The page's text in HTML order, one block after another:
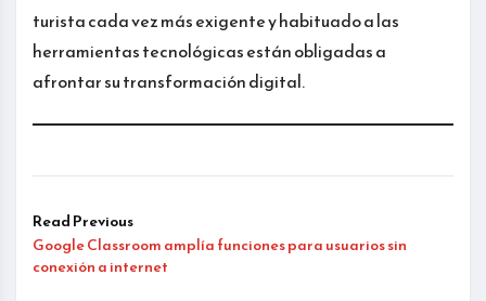
turista cada vez más exigente y habituado a las
herramientas tecnológicas están obligadas a
afrontar su transformación digital.
Read Previous
Google Classroom amplía funciones para usuarios sin
conexión a internet